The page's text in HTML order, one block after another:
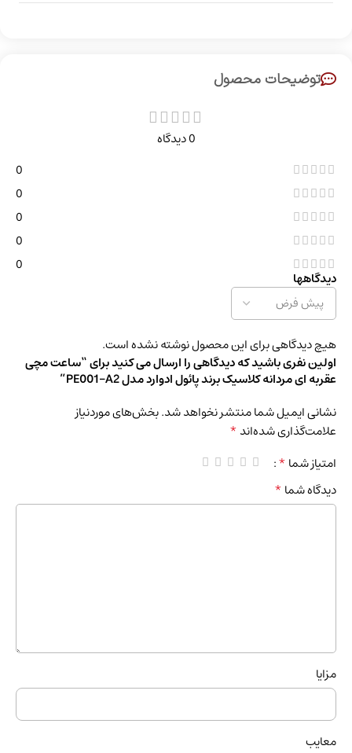
توضیحات محصول
0 دیدگاه
0
0
0
0
0
دیدگاهها
هیچ دیدگاهی برای این محصول نوشته نشده است.
اولین نفری باشید که دیدگاهی را ارسال می کنید برای “ساعت مچی
عقربه ای مردانه کلاسیک برند پائول ادوارد مدل PE001-A2”
نشانی ایمیل شما منتشر نخواهد شد.بخش‌های موردنیاز
علامت‌گذاری شده‌اند*
امتیاز شما*
دیدگاه شما*
مزایا
معایب